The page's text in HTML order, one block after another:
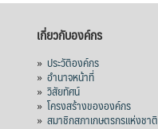
เกี่ยวกับองค์กร
»ประวัติองค์กร
»อำนาจหน้าที่
»วิสัยทัศน์
»โครงสร้างขององค์กร
»สมาชิกสภาเกษตรกรแห่งชาติ